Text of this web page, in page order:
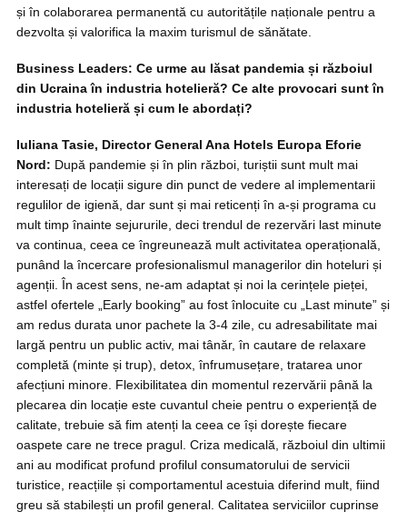
și în colaborarea permanentă cu autoritățile naționale pentru a
dezvolta și valorifica la maxim turismul de sănătate.
Business Leaders: Ce urme au lăsat pandemia și războiul
din Ucraina în industria hotelieră? Ce alte provocari sunt în
industria hotelieră și cum le abordați?
Iuliana Tasie, Director General Ana Hotels Europa Eforie
Nord: După pandemie și în plin război, turiștii sunt mult mai
interesați de locații sigure din punct de vedere al implementarii
regulilor de igienă, dar sunt și mai reticenți în a-și programa cu
mult timp înainte sejururile, deci trendul de rezervări last minute
va continua, ceea ce îngreunează mult activitatea operațională,
punând la încercare profesionalismul managerilor din hoteluri și
agenții. În acest sens, ne-am adaptat și noi la cerințele pieței,
astfel ofertele „Early booking” au fost înlocuite cu „Last minute” și
am redus durata unor pachete la 3-4 zile, cu adresabilitate mai
largă pentru un public activ, mai tânăr, în cautare de relaxare
completă (minte și trup), detox, înfrumusețare, tratarea unor
afecțiuni minore. Flexibilitatea din momentul rezervării până la
plecarea din locație este cuvantul cheie pentru o experiență de
calitate, trebuie să fim atenți la ceea ce își dorește fiecare
oaspete care ne trece pragul. Criza medicală, războiul din ultimii
ani au modificat profund profilul consumatorului de servicii
turistice, reacțiile și comportamentul acestuia diferind mult, fiind
greu să stabilești un profil general. Calitatea serviciilor cuprinse